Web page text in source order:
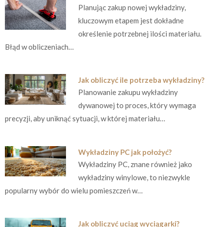
Planując zakup nowej wykładziny,
kluczowym etapem jest dokładne
określenie potrzebnej ilości materiału.
Błąd w obliczeniach…
Jak obliczyć ile potrzeba wykładziny?
Planowanie zakupu wykładziny
dywanowej to proces, który wymaga
precyzji, aby uniknąć sytuacji, w której materiału…
Wykładziny PC jak położyć?
Wykładziny PC, znane również jako
wykładziny winylowe, to niezwykle
popularny wybór do wielu pomieszczeń w…
Jak obliczyć uciąg wyciągarki?